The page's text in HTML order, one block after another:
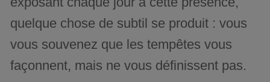
quelque chose de subtil se produit : vous
vous souvenez que les tempêtes vous
façonnent, mais ne vous définissent pas.